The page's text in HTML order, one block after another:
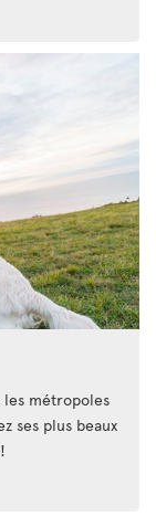
les métropoles
ses plus beaux